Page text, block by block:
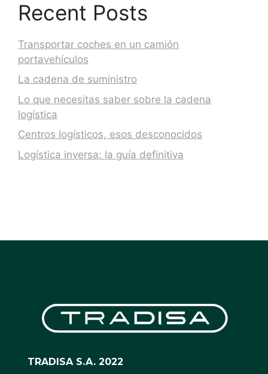
Recent Posts
Transportar coches en un camión
portavehículos
La cadena de suministro
Lo que necesitas saber sobre la cadena
logística
Centros logísticos, esos desconocidos
Logística inversa: la guía definitiva
TRADISA S.A. 2022